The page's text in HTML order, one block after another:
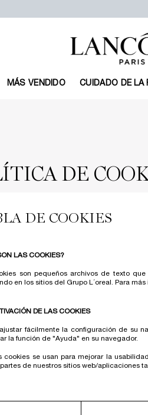
MÁS VENDIDO CUIDADO DE LA
DE
DE COOKIES
LAS COOKIES?
son pequeños archivos de texto
en los sitios del Grupo L´oreal. Para
DE LAS COOKIES
ajustar fácilmente la configuración de su
la función de "Ayuda" en su navegador.
cookies se usan para mejorar la
de nuestros sitios web/aplicaciones